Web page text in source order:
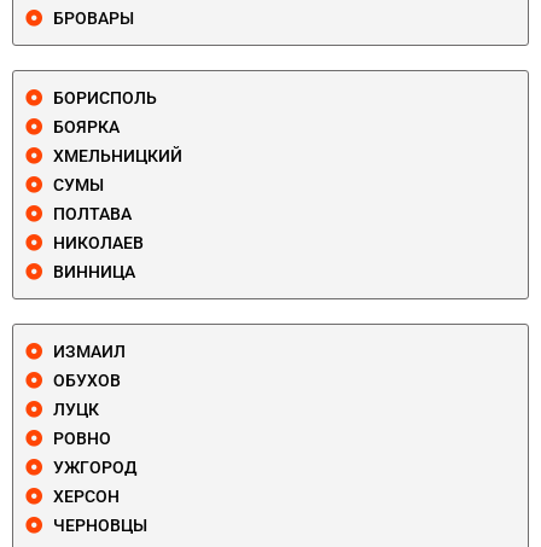
БРОВАРЫ
БОРИСПОЛЬ
БОЯРКА
ХМЕЛЬНИЦКИЙ
СУМЫ
ПОЛТАВА
НИКОЛАЕВ
ВИННИЦА
ИЗМАИЛ
ОБУХОВ
ЛУЦК
РОВНО
УЖГОРОД
ХЕРСОН
ЧЕРНОВЦЫ